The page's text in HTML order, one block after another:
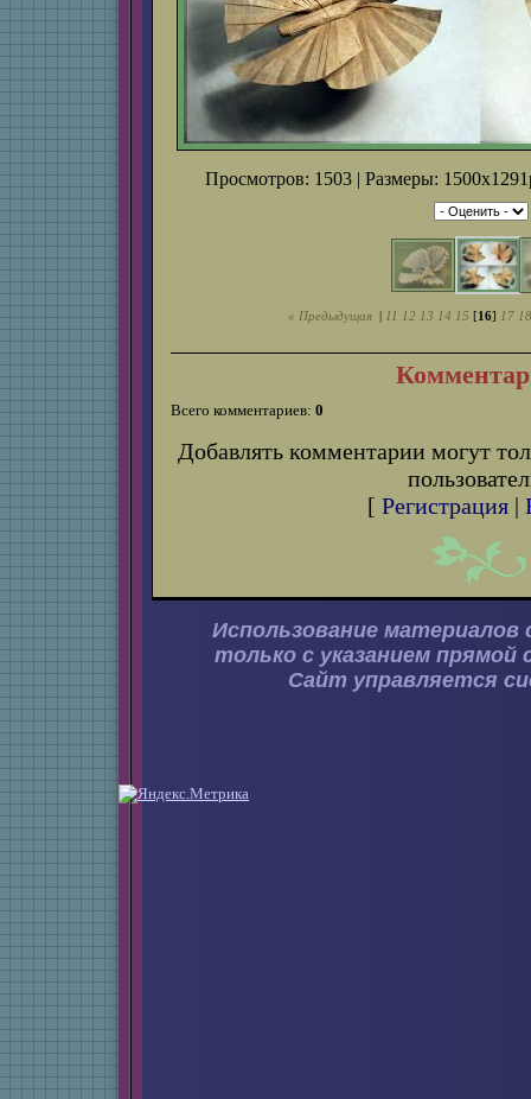
Просмотров: 1503 | Размеры:
« Предыдущая| 11 12 13 14 15 [16] 17 18
Всего комментариев: 0
Добавлять комментарии могут
[ Регистрация |
Использование материалов
только с указанием прямой
Сайт управляется